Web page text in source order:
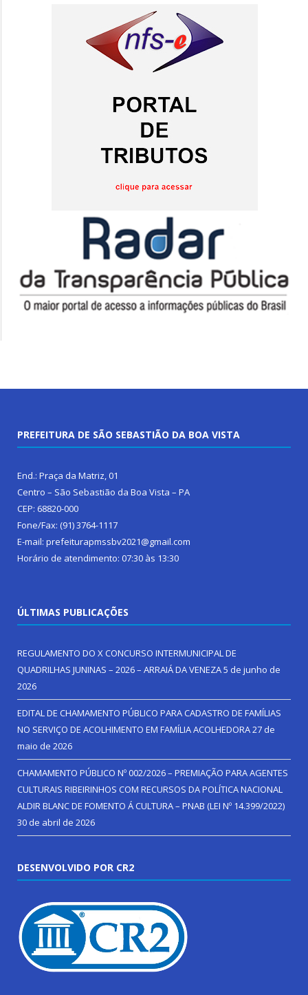
PREFEITURA DE SÃO SEBASTIÃO DA BOA VISTA
End.: Praça da Matriz, 01
Centro – São Sebastião da Boa Vista – PA
CEP: 68820-000
Fone/Fax: (91) 3764-1117
E-mail: prefeiturapmssbv2021@gmail.com
Horário de atendimento: 07:30 às 13:30
ÚLTIMAS PUBLICAÇÕES
REGULAMENTO DO X CONCURSO INTERMUNICIPAL DE
QUADRILHAS JUNINAS – 2026 – ARRAIÁ DA VENEZA5 de junho de
2026
EDITAL DE CHAMAMENTO PÚBLICO PARA CADASTRO DE FAMÍLIAS
NO SERVIÇO DE ACOLHIMENTO EM FAMÍLIA ACOLHEDORA27 de
maio de 2026
CHAMAMENTO PÚBLICO Nº 002/2026 – PREMIAÇÃO PARA AGENTES
CULTURAIS RIBEIRINHOS COM RECURSOS DA POLÍTICA NACIONAL
ALDIR BLANC DE FOMENTO Á CULTURA – PNAB (LEI Nº 14.399/2022)
30 de abril de 2026
DESENVOLVIDO POR CR2